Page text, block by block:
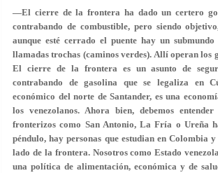
—El cierre de la frontera ha dado un certero
contrabando de combustible, pero siendo
aunque esté cerrado el puente hay un
llamadas trochas (caminos verdes). Allí operan los
El cierre de la frontera es un asunto de
contrabando de gasolina que se legaliza en
económico del norte de Santander, es una
los venezolanos. Ahora bien, debemos
fronterizos como San Antonio, La Fría o Ureña
péndulo, hay personas que estudian en Colombia
lado de la frontera. Nosotros como Estado
una política de alimentación, económica y de